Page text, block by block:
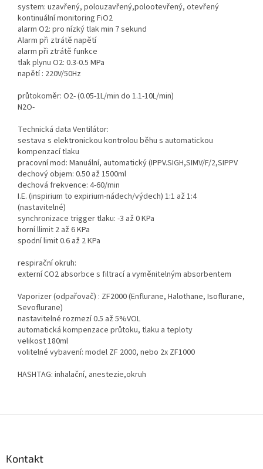
system: uzavřený, polouzavřený,polootevřený, otevřený
kontinuální monitoring FiO2
alarm O2: pro nízký tlak min 7 sekund
Alarm při ztrátě napětí
alarm při ztrátě funkce
tlak plynu O2: 0.3-0.5 MPa
napětí : 220V/50Hz
průtokoměr: O2- (0.05-1L/min do 1.1-10L/min)
N2O-
Technická data Ventilátor:
sestava s elektronickou kontrolou běhu s automatickou
kompenzací tlaku
pracovní mod: Manuální, automatický (IPPV.SIGH,SIMV/F/2,SIPPV
dechový objem: 0.50 až 1500ml
dechová frekvence: 4-60/min
I.E. (inspirium to expirium-nádech/výdech) 1:1 až 1:4
(nastavitelné)
synchronizace trigger tlaku: -3 až 0 KPa
horní llimit 2 až 6 KPa
spodní limit 0.6 až 2 KPa
respirační okruh:
externí CO2 absorbce s filtrací a vyměnitelným absorbentem
Vaporizer (odpařovač) : ZF2000 (Enflurane, Halothane, Isoflurane,
Sevoflurane)
nastavitelné rozmezí 0.5 až 5%VOL
automatická kompenzace průtoku, tlaku a teploty
velikost 180ml
volitelné vybavení: model ZF 2000, nebo 2x ZF1000
HASHTAG: inhalační, anestezie,okruh
Kontakt